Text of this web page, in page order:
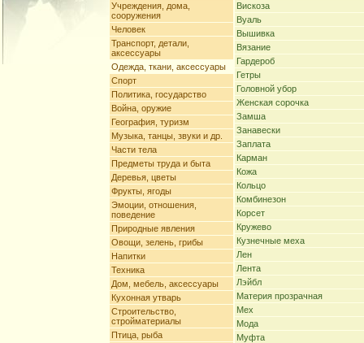
Учреждения, дома,
сооружения
Человек
Транспорт, детали,
аксессуары
Одежда, ткани, аксессуары
Спорт
Политика, государство
Война, оружие
География, туризм
Музыка, танцы, звуки и др.
Части тела
Предметы труда и быта
Деревья, цветы
Фрукты, ягоды
Эмоции, отношения,
поведение
Природные явления
Овощи, зелень, грибы
Напитки
Техника
Дом, мебель, аксессуары
Кухонная утварь
Строительство,
стройматериалы
Птица, рыба
Вискоза
Вуаль
Вышивка
Вязание
Гардероб
Гетры
Головной убор
Женская сорочка
Замша
Занавески
Заплата
Карман
Кожа
Кольцо
Комбинезон
Корсет
Кружево
Кузнечные меха
Лен
Лента
Лэйбл
Материя прозрачная
Мех
Мода
Муфта